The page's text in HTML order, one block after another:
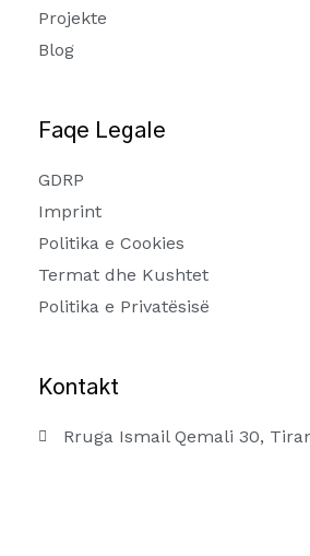
Projekte
Blog
Faqe Legale
GDRP
Imprint
Politika e Cookies
Termat dhe Kushtet
Politika e Privatësisë
Kontakt
Rruga Ismail Qemali 30,